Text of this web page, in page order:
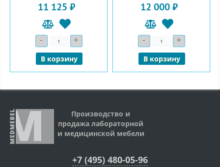
11 125 ₽
- Количество+
В корзину
12 000 ₽
- Количество+
В корзину
Производство и
продажа лабораторной
и медицинской мебели
+7 (495) 480-05-96